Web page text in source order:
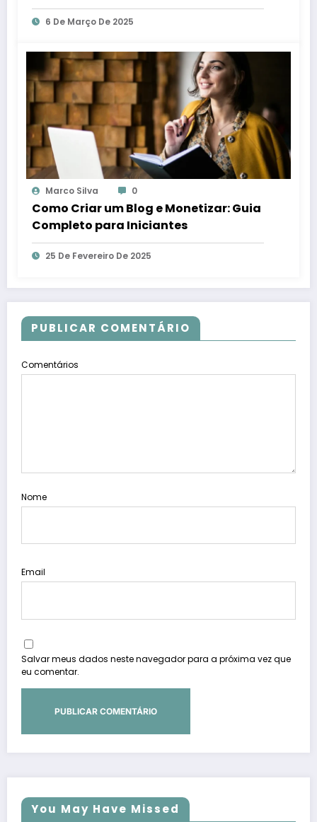
6 De Março De 2025
Marco Silva 0
Como Criar um Blog e Monetizar: Guia
Completo para Iniciantes
25 De Fevereiro De 2025
PUBLICAR COMENTÁRIO
Comentários
Nome
Email
Salvar meus dados neste navegador para a próxima vez que
eu comentar.
You May Have Missed